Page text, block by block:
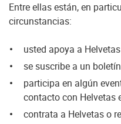
Entre ellas están, en
circunstancias:
usted apoya a
se suscribe a un
participa en algún
contacto con Helvetas
contrata a Helvetas o